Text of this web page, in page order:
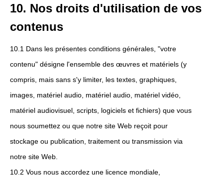
10. Nos droits d'utilisation de vos
contenus
10.1 Dans les présentes conditions générales, "votre
contenu" désigne l'ensemble des œuvres et matériels (y
compris, mais sans s'y limiter, les textes, graphiques,
images, matériel audio, matériel audio, matériel vidéo,
matériel audiovisuel, scripts, logiciels et fichiers) que vous
nous soumettez ou que notre site Web reçoit pour
stockage ou publication, traitement ou transmission via
notre site Web.
10.2 Vous nous accordez une licence mondiale,